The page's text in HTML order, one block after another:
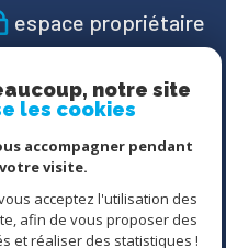
espace propriétaire
suivre
Nous
adhérons
notre site
les cookies
accompagner pendant
votre visite.
acceptez l'utilisation des
afin de vous proposer des
et réaliser des statistiques !